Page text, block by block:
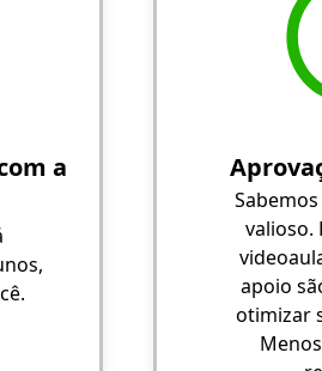
a
valioso.
apoio
otimizar